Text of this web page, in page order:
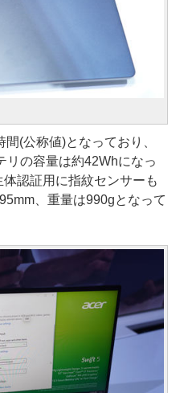
(公称値)となっており、
リの容量は約42Whになっ
認証用に指紋センサーも
、重量は990gとなって